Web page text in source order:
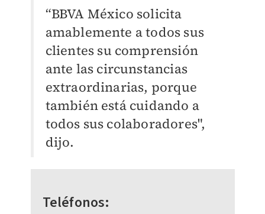
“BBVA México solicita
amablemente a todos sus
clientes su comprensión
ante las circunstancias
extraordinarias, porque
también está cuidando a
todos sus colaboradores",
dijo.
Teléfonos: